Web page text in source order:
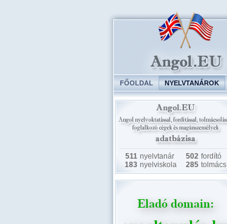
FŐOLDAL NYELVTANÁROK
511 nyelvtanár 502 fordító
183 nyelviskola 285 tolmács